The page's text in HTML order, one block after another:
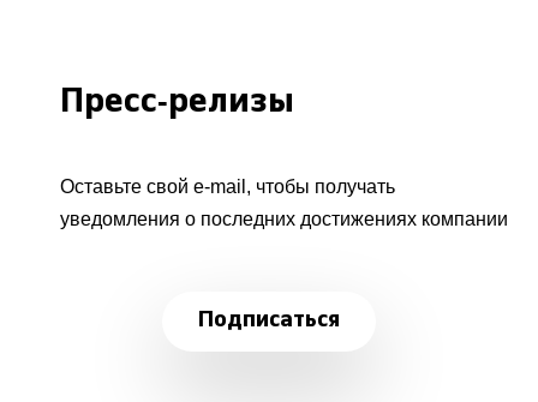
Пресс-релизы
Оставьте свой e-mail, чтобы получать
уведомления о последних достижениях компании
Подписаться